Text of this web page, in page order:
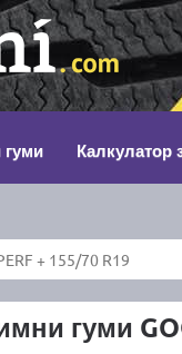
Калкулатор
+ 155/70 R19
гуми